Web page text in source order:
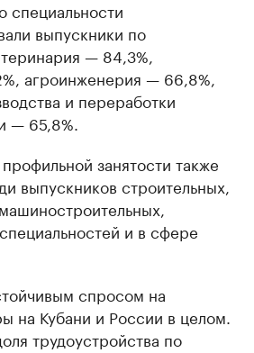
специальности
выпускники по
— 84,3%,
агроинженерия — 66,8%,
и переработки
— 65,8%.
занятости также
выпускников строительных,
и в сфере
спросом на
на Кубани и России в целом.
трудоустройства по